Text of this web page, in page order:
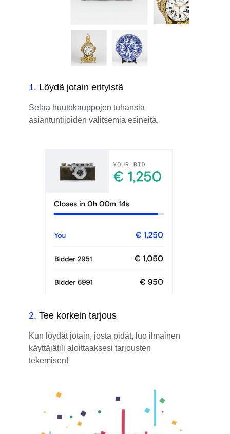
1. Löydä jotain erityistä
Selaa huutokauppojen tuhansia
asiantuntijoiden valitsemia esineitä.
2. Tee korkein tarjous
Kun löydät jotain, josta pidät, luo ilmainen
käyttäjätili aloittaaksesi tarjousten
tekemisen!